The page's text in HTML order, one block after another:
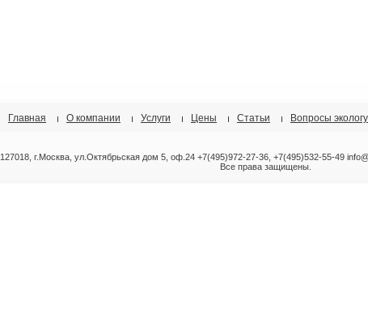
Главная О компании Услуги Цены Статьи Вопросы экологу
127018, г.Москва, ул.Октябрьская дом 5, оф.24 +7(495)972-27-36, +7(495)532-55-49
Все права защищены.